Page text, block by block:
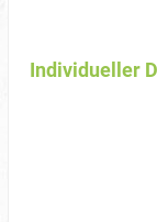
Individueller